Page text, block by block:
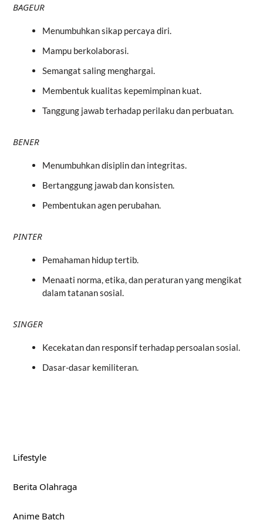
BAGEUR
Menumbuhkan sikap percaya diri.
Mampu berkolaborasi.
Semangat saling menghargai.
Membentuk kualitas kepemimpinan kuat.
Tanggung jawab terhadap perilaku dan perbuatan.
BENER
Menumbuhkan disiplin dan integritas.
Bertanggung jawab dan konsisten.
Pembentukan agen perubahan.
PINTER
Pemahaman hidup tertib.
Menaati norma, etika, dan peraturan yang mengikat
dalam tatanan sosial.
SINGER
Kecekatan dan responsif terhadap persoalan sosial.
Dasar-dasar kemiliteran.
Lifestyle
Berita Olahraga
Anime Batch